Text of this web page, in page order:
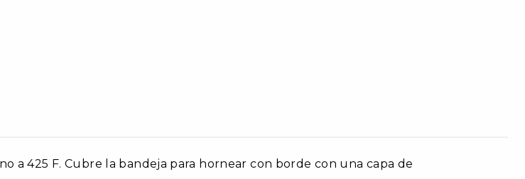
a 425 F. Cubre la bandeja para hornear con borde con una capa de